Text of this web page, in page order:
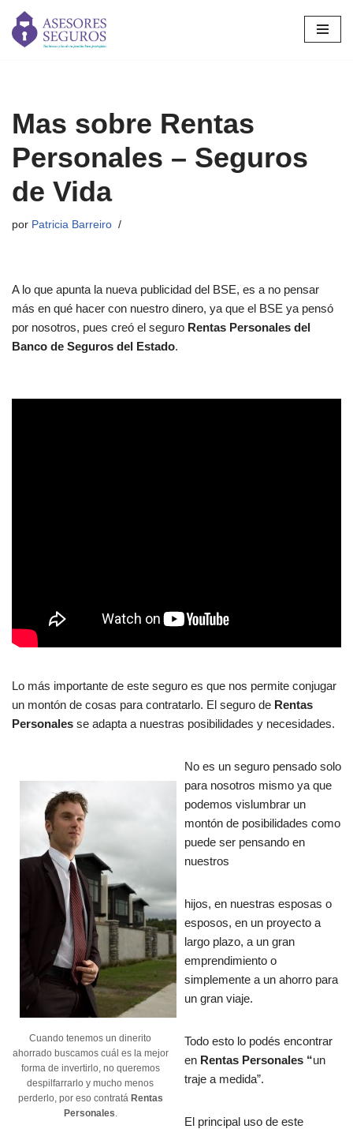
Saltar
Mas sobre Rentas
Personales – Seguros
de Vida
por Patricia Barreiro
A lo que apunta la nueva publicidad del BSE, es a no pensar
más en qué hacer con nuestro dinero, ya que el BSE ya pensó
por nosotros, pues creó el seguro Rentas Personales del
Banco de Seguros del Estado.
Lo más importante de este seguro es que nos permite conjugar
un montón de cosas para contratarlo. El seguro de Rentas
Personales se adapta a nuestras posibilidades y necesidades.
Cuando tenemos un dinerito
ahorrado buscamos cuál es la mejor
forma de invertirlo, no queremos
despilfarrarlo y mucho menos
perderlo, por eso contratá Rentas
Personales.
No es un seguro pensado solo
para nosotros mismo ya que
podemos vislumbrar un
montón de posibilidades como
puede ser pensando en
nuestros
hijos, en nuestras esposas o
esposos, en un proyecto a
largo plazo, a un gran
emprendimiento o
simplemente a un ahorro para
un gran viaje.
Todo esto lo podés encontrar
en Rentas Personales “un
traje a medida”.
El principal uso de este